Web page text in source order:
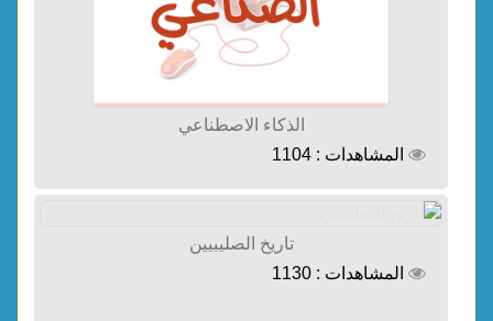
الذكاء الاصطناعي
المشاهدات : 1104
تاريخ الصليبيين
المشاهدات : 1130